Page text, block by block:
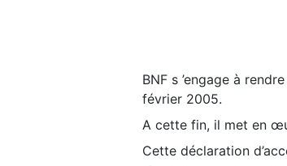
BNF s ’engage à
février 2005.
A cette fin, il met en
Cette déclaration